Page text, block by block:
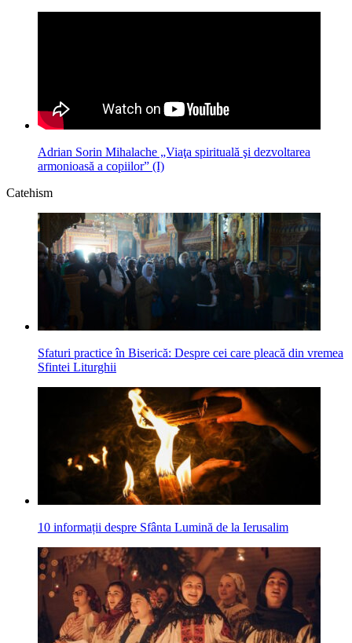
Adrian Sorin Mihalache „Viaţa spirituală şi dezvoltarea
armonioasă a copiilor” (I)
Catehism
Sfaturi practice în Biserică: Despre cei care pleacă din vremea
Sfintei Liturghii
10 informații despre Sfânta Lumină de la Ierusalim